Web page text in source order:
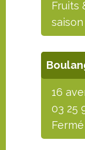
Fruits
16
03 25